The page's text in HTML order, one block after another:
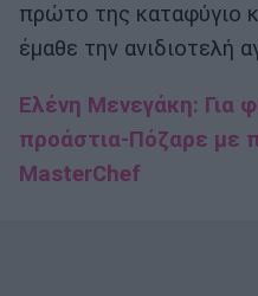
πρώτο της καταφύγιο
έμαθε την ανιδιοτελή
Ελένη Μενεγάκη: Για
προάστια-Πόζαρε με
MasterChef